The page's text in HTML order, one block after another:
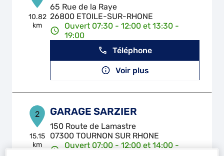
10.82
km
65 Rue de la Raye
26800 ETOILE-SUR-RHONE
Ouvert 07:30 - 12:00 et 13:30 -
19:00
Téléphone
Voir plus
2
15.15
km
GARAGE SARZIER
150 Route de Lamastre
07300 TOURNON SUR RHONE
Ouvert 07:00 - 12:00 et 14:00 -